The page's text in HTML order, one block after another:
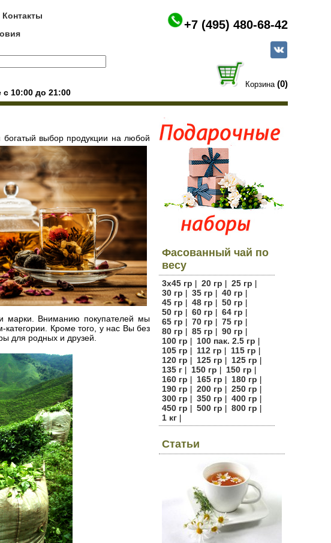
Контакты
10:00 до 21:00
+7 (495) 480-68-42
Корзина (0)
выбор продукции на любой
марки. Вниманию покупателей мы
Кроме того, у нас Вы без
для родных и друзей.
Фасованный чай по
весу
3х45 гр 20 гр 25 гр
30 гр 35 гр 40 гр
45 гр 48 гр 50 гр
50 гр 60 гр 64 гр
65 гр 70 гр 75 гр
80 гр 85 гр 90 гр
100 гр 100 пак. 2.5 гр
105 гр 112 гр 115 гр
120 гр 125 гр 125 гр
135 г 150 гр 150 гр
160 гр 165 гр 180 гр
190 гр 200 гр 250 гр
300 гр 350 гр 400 гр
450 гр 500 гр 800 гр
1 кг
Статьи